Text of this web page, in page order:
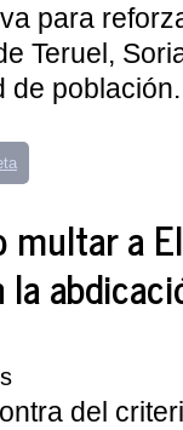
para
Teruel,
multar a
del